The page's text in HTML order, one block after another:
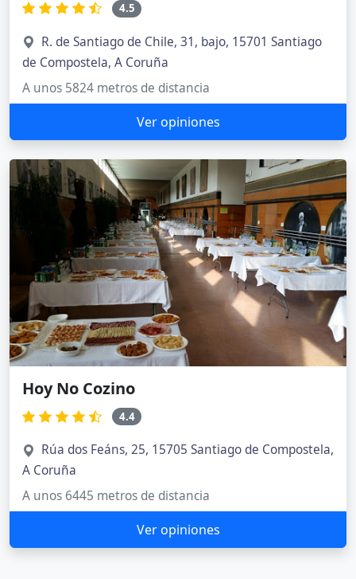
4.5
R. de Santiago de Chile, 31, bajo, 15701 Santiago
de Compostela, A Coruña
A unos 5824 metros de distancia
Ver opiniones
Hoy No Cozino
4.4
Rúa dos Feáns, 25, 15705 Santiago de Compostela,
A Coruña
A unos 6445 metros de distancia
Ver opiniones